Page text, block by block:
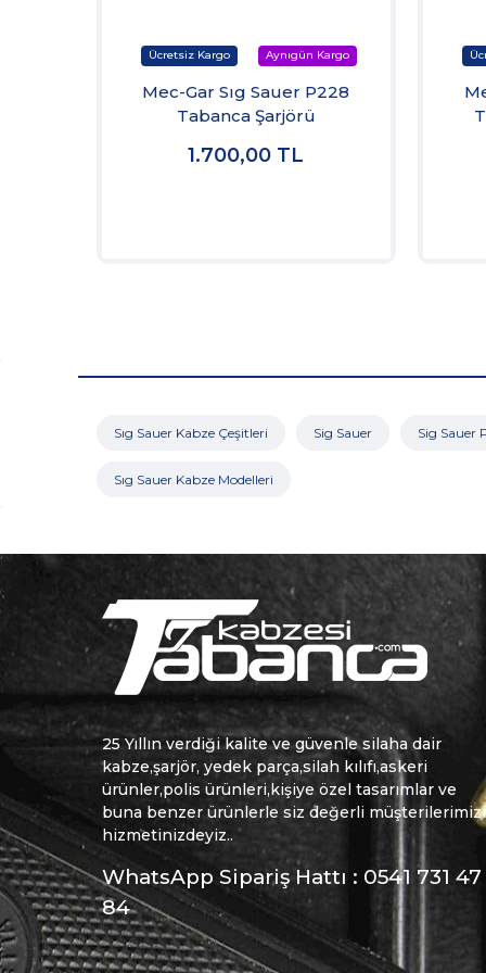
Mec-Gar Sıg Sauer P228
Tabanca Şarjörü
1.700,00 TL
Sıg Sauer Kabze Çeşitleri Sig Sauer Sig Sauer
Sıg Sauer Kabze Modelleri
25 Yıllın verdiği kalite ve güvenle silaha dair
kabze,şarjör, yedek parça,silah kılıfı,askeri
ürünler,polis ürünleri,kişiye özel tasarımlar ve
buna benzer ürünlerle siz değerli
hizmetinizdeyiz..
WhatsApp Sipariş Hattı : 0541 731 47
84